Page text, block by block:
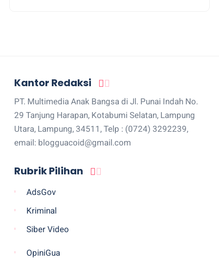
Kantor Redaksi
PT. Multimedia Anak Bangsa di Jl. Punai Indah No.
29 Tanjung Harapan, Kotabumi Selatan, Lampung
Utara, Lampung, 34511, Telp : (0724) 3292239,
email: blogguacoid@gmail.com
Rubrik Pilihan
AdsGov
Kriminal
Siber Video
OpiniGua